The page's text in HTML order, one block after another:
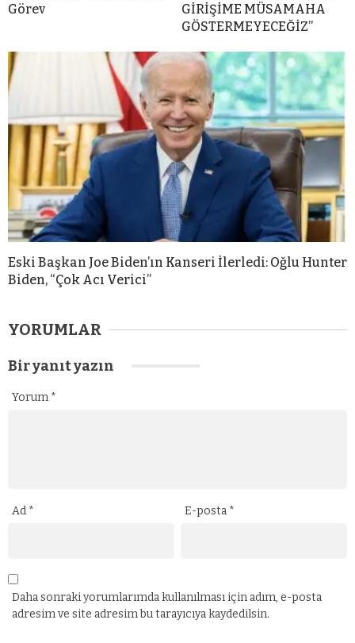
Görev
GİRİŞİME MÜSAMAHA
GÖSTERMEYECEĞİZ”
Eski Başkan Joe Biden’ın Kanseri İlerledi: Oğlu Hunter
Biden, “Çok Acı Verici”
YORUMLAR
Bir yanıt yazın
Yorum *
Ad * E-posta *
Daha sonraki yorumlarımda kullanılması için adım, e-posta
adresim ve site adresim bu tarayıcıya kaydedilsin.